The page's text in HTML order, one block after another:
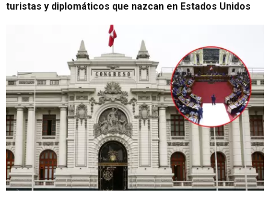
turistas y diplomáticos que nazcan en Estados Unidos